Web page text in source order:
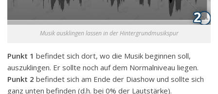
Musik ausklingen lassen in der Hintergrundmusikspur
Punkt 1 befindet sich dort, wo die Musik beginnen soll,
auszuklingen. Er sollte noch auf dem Normalniveau liegen.
Punkt 2 befindet sich am Ende der Diashow und sollte sich
ganz unten befinden (d.h. bei 0% der Lautstärke).